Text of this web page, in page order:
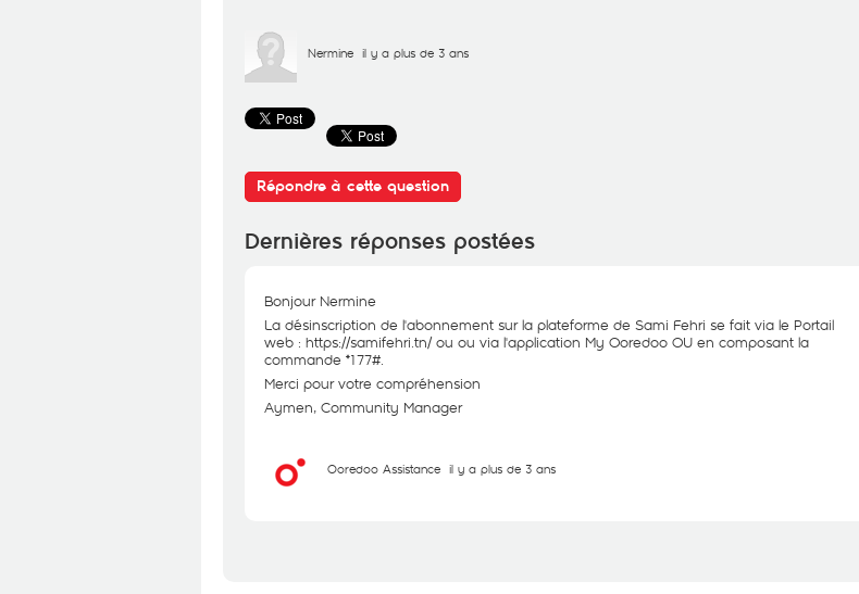
Nermine il y a plus de 3 ans
Répondre à cette question
Dernières réponses postées
Bonjour Nermine
La désinscription de l'abonnement sur la plateforme de Sami Fehri se fait via le Portail
web : https://samifehri.tn/ou ou via l'application My Ooredoo OU en composant la
commande *177#.
Merci pour votre compréhension
Aymen, Community Manager
Ooredoo Assistance il y a plus de 3 ans